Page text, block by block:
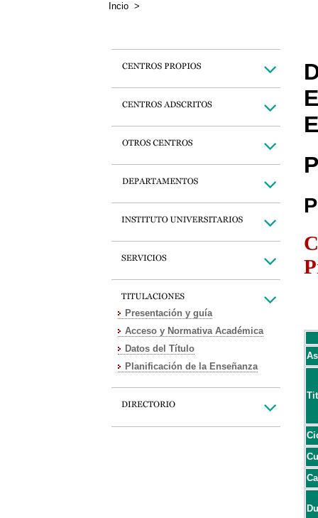
Incio >
Presentación y guía
Acceso y Normativa Académica
Datos del Título
Planificación de la Enseñanza